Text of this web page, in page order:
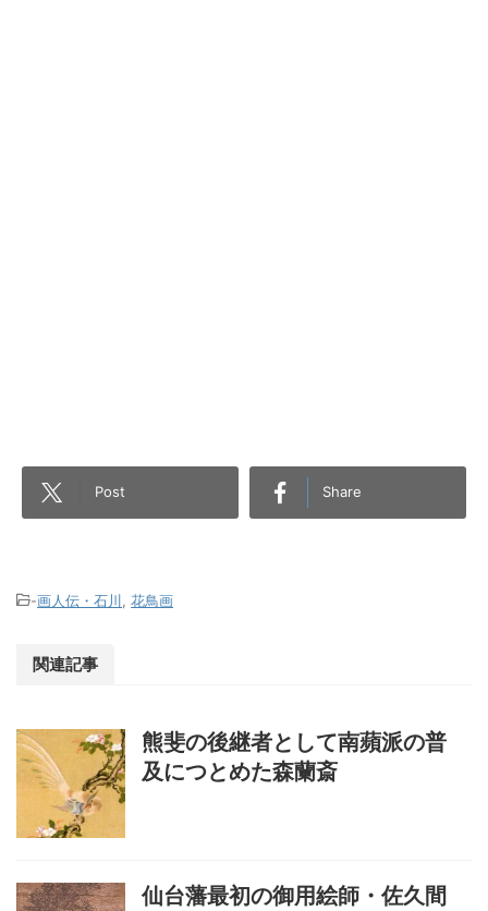
Post Share
-画人伝・石川, 花鳥画
関連記事
熊斐の後継者として南蘋派の普
及につとめた森蘭斎
仙台藩最初の御用絵師・佐久間